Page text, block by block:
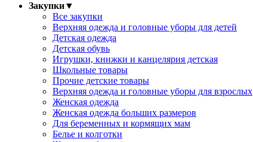
Закупки▼
Все закупки
Верхняя одежда и головные уборы для детей
Детская одежда
Детская обувь
Игрушки, книжки и канцелярия детская
Школьные товары
Прочие детские товары
Верхняя одежда и головные уборы для взрослых
Женская одежда
Женская одежда больших размеров
Для беременных и кормящих мам
Белье и колготки